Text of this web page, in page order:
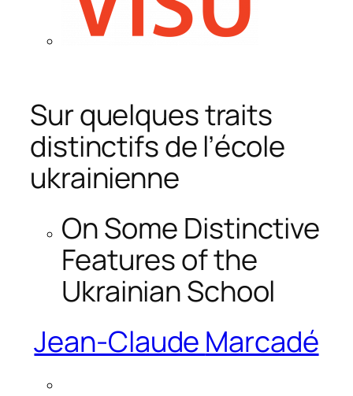
Sur quelques traits
distinctifs de l’école
ukrainienne
On Some Distinctive
Features of the
Ukrainian School
Jean-Claude Marcadé